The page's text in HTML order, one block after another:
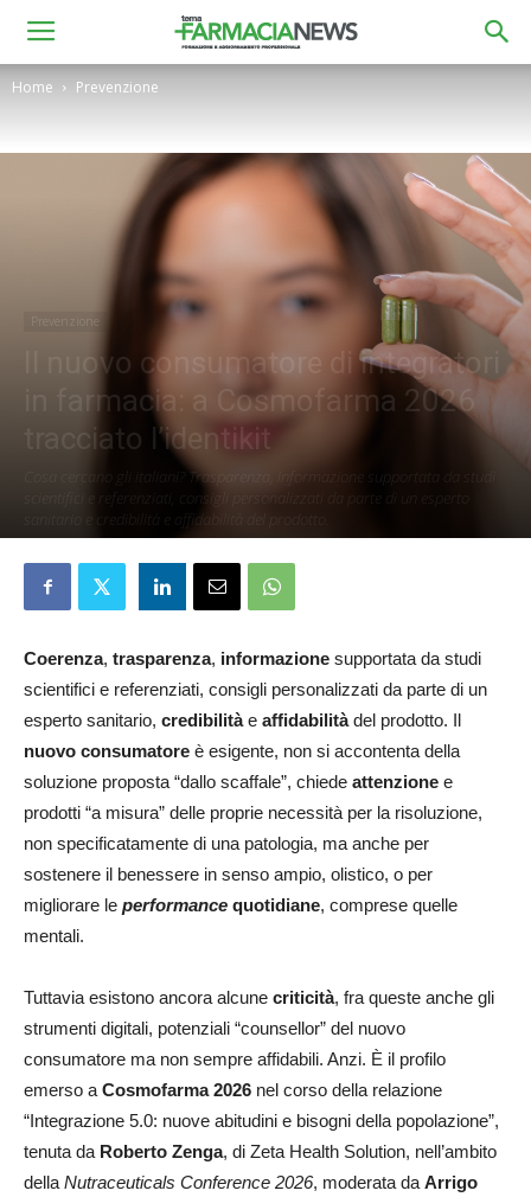
Home Prevenzione
Il nuovo consumatore di integratori
in farmacia: a Cosmofarma 2026
tracciato l’identikit
Cosa cercano gli italiani? Trasparenza, informazione supportata da studi
sanitario e credibilità e affidabilità del prodotto.
Coerenza, trasparenza, informazione supportata da studi
scientifici e referenziati, consigli personalizzati da parte di un
esperto sanitario, credibilitàe affidabilitàdel prodotto. Il
nuovo consumatore è esigente, non si accontenta della
soluzione proposta “dallo scaffale”, chiede attenzione e
prodotti “a misura” delle proprie necessità per la risoluzione,
non specificatamente di una patologia, ma anche per
sostenere il benessere in senso ampio, olistico, o per
migliorare le performance quotidiane, comprese quelle
mentali.
Tuttavia esistono ancora alcune criticità, fra queste anche gli
strumenti digitali, potenziali “counsellor” del nuovo
consumatore ma non sempre affidabili. Anzi. È il profilo
emerso a Cosmofarma 2026 nel corso della relazione
“Integrazione 5.0: nuove abitudini e bisogni della popolazione”,
tenuta da Roberto Zenga, di Zeta Health Solution, nell’ambito
della Nutraceuticals Conference 2026, moderata da Arrigo